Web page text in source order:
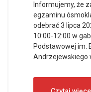
Informujemy, że
egzaminu
odebrać 3 lipca
10:00-12:00 w
Podstawowej im.
Andrzejewskiego